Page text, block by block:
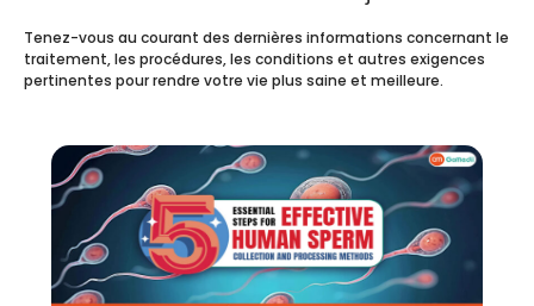
Tenez-vous au courant des dernières informations concernant le
traitement, les procédures, les conditions et autres exigences
pertinentes pour rendre votre vie plus saine et meilleure.